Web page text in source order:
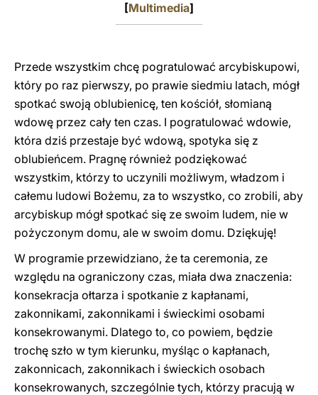
[Multimedia]
Przede wszystkim chcę pogratulować arcybiskupowi,
który po raz pierwszy, po prawie siedmiu latach, mógł
spotkać swoją oblubienicę, ten kościół, słomianą
wdowę przez cały ten czas. I pogratulować wdowie,
która dziś przestaje być wdową, spotyka się z
oblubieńcem. Pragnę również podziękować
wszystkim, którzy to uczynili możliwym, władzom i
całemu ludowi Bożemu, za to wszystko, co zrobili, aby
arcybiskup mógł spotkać się ze swoim ludem, nie w
pożyczonym domu, ale w swoim domu. Dziękuję!
W programie przewidziano, że ta ceremonia, ze
względu na ograniczony czas, miała dwa znaczenia:
konsekracja ołtarza i spotkanie z kapłanami,
zakonnikami, zakonnikami i świeckimi osobami
konsekrowanymi. Dlatego to, co powiem, będzie
trochę szło w tym kierunku, myśląc o kapłanach,
zakonnicach, zakonnikach i świeckich osobach
konsekrowanych, szczególnie tych, którzy pracują w